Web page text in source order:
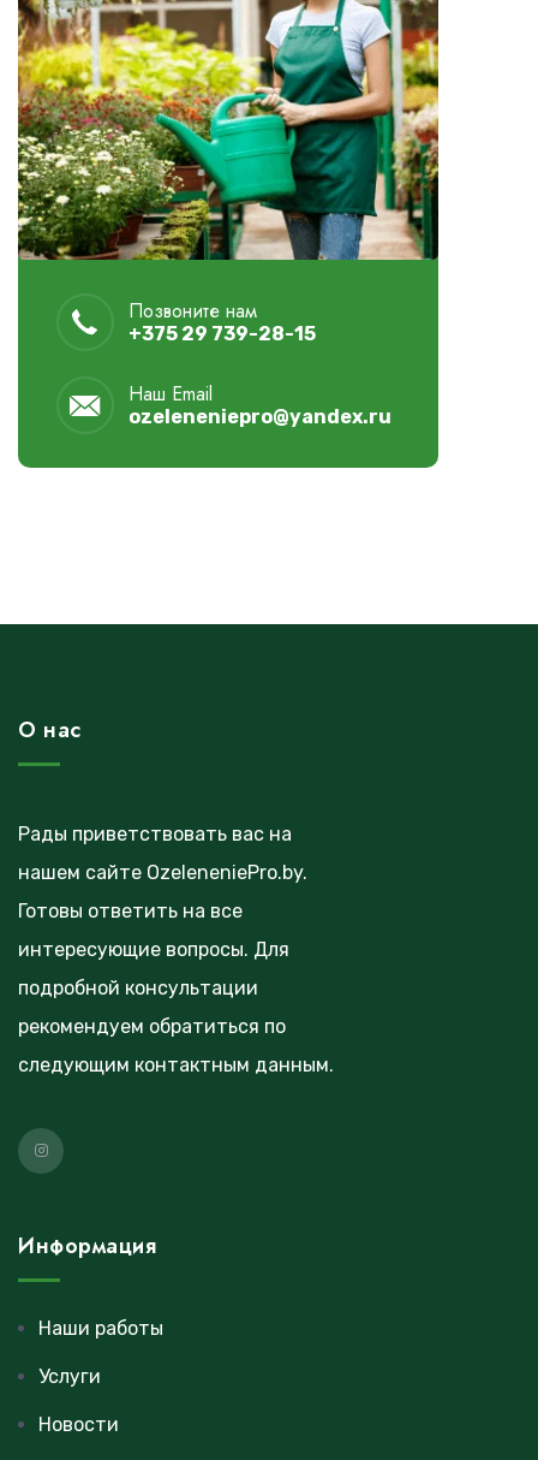
Позвоните нам
+375 29 739-28-15
Наш Email
ozeleneniepro@yandex.ru
О нас
Рады приветствовать вас на
нашем сайте OzeleneniePro.by.
Готовы ответить на все
интересующие вопросы. Для
подробной консультации
рекомендуем обратиться по
следующим контактным данным.
Информация
Наши работы
Услуги
Новости